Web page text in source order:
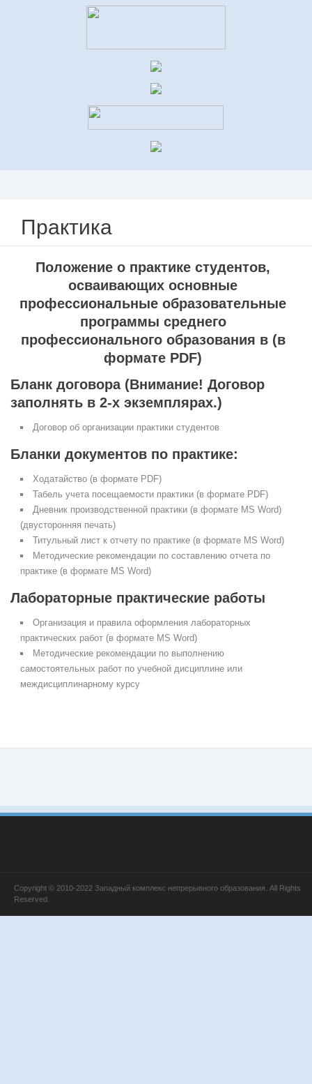
Практика
Положение о практике студентов,
осваивающих основные
профессиональные образовательные
программы среднего
профессионального образования в (в
формате PDF)
Бланк договора (Внимание! Договор
заполнять в 2-х экземплярах.)
Договор об организации практики студентов
Бланки документов по практике:
Ходатайство (в формате PDF)
Табель учета посещаемости практики (в формате PDF)
Дневник производственной практики (в формате MS Word)
(двусторонняя печать)
Титульный лист к отчету по практике (в формате MS Word)
Методические рекомендации по составлению отчета по
практике (в формате MS Word)
Лабораторные практические работы
Организация и правила оформления лабораторных
практических работ (в формате MS Word)
Методические рекомендации по выполнению
самостоятельных работ по учебной дисциплине или
междисциплинарному курсу
Copyright © 2010-2022 Западный комплекс непрерывного образования. All Rights
Reserved.